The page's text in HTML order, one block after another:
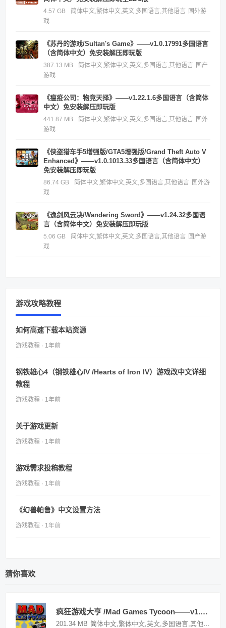
4.57 GB 简体中文,繁体中文,英文,多国语言,其他语言 国外游
戏
《苏丹的游戏/Sultan's Game》——v1.0.17991多国语言
（含简体中文）免安装解压即玩版
387.13 MB 简体中文,繁体中文,英文,多国语言,其他语言 国产
游戏
《瘟疫公司：物竞天择》——v1.22.1.6多国语言（含简体
中文）免安装解压即玩版
441.87 MB 简体中文,繁体中文,英文,多国语言,其他语言 国外
游戏
《侠盗猎车手5增强版/GTA5增强版/Grand Theft Auto V
Enhanced》——v1.0.1013.33多国语言（含简体中文）
免安装解压即玩版
86.74 GB 简体中文,繁体中文,英文,多国语言,其他语言 国外游
戏
《逸剑风云决/Wandering Sword》——v1.24.32多国语
言（含简体中文）免安装解压即玩版
5.06 GB 简体中文,繁体中文,英文,多国语言,其他语言 国产游
戏
游戏攻略教程
如何高速下载本站资源
游戏教程 · 1年前
钢铁雄心4（钢铁雄心IV /Hearts of Iron IV）游戏改中文详细
教程
游戏教程 · 1年前
关于游戏更新
游戏教程 · 1年前
游戏需求投稿教程
游戏教程 · 1年前
《幻兽帕鲁》中文设置方法
游戏教程 · 1年前
猜你喜欢
疯狂游戏大亨 /Mad Games Tycoon——v1.171020多国语言（含简体中文）免安装解压即玩版
201.34 MB 简体中文,繁体中文,英文,多国语言,其他语言